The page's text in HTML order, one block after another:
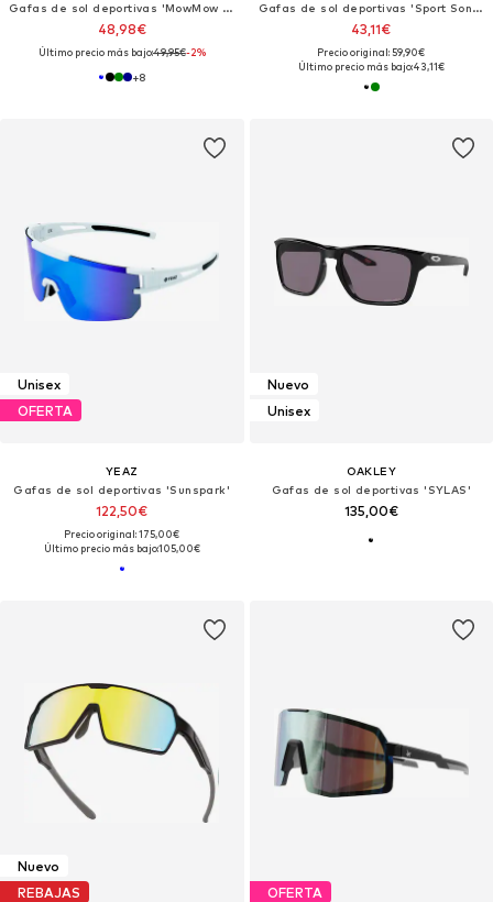
Gafas de sol deportivas 'MowMow Thor Sunglasses - Polarized - Men - Women - Black'
48,98€
Último precio más bajo:49,95€-2%
+8
Gafas de sol deportivas 'Sport Sonnenbrille'
43,11€
Precio original: 59,90€
Último precio más bajo:43,11€
Unisex
OFERTA
YEAZ
Gafas de sol deportivas 'Sunspark'
122,50€
Precio original: 175,00€
Último precio más bajo:105,00€
Nuevo
Unisex
OAKLEY
Gafas de sol deportivas 'SYLAS'
135,00€
Nuevo
REBAJAS
OFERTA